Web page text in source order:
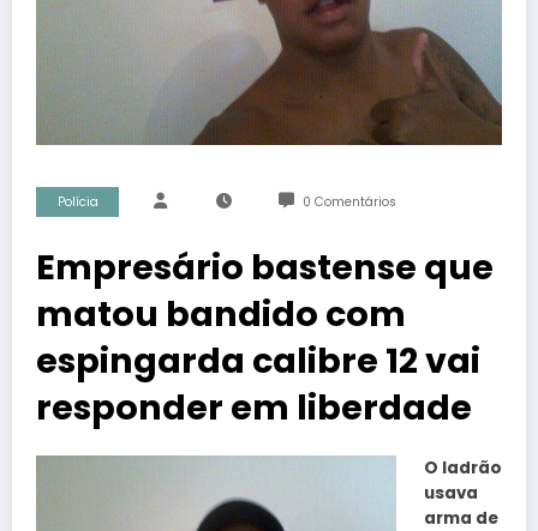
Polícia 0 Comentários
Empresário bastense que
matou bandido com
espingarda calibre 12 vai
responder em liberdade
O ladrão
usava
arma de